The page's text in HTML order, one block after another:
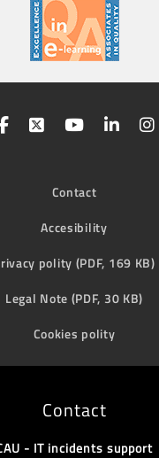
Contact
Accesibility
polity (PDF, 169 KB)
Legal Note (PDF, 30 KB)
Cookies polity
Contact
- IT incidents support